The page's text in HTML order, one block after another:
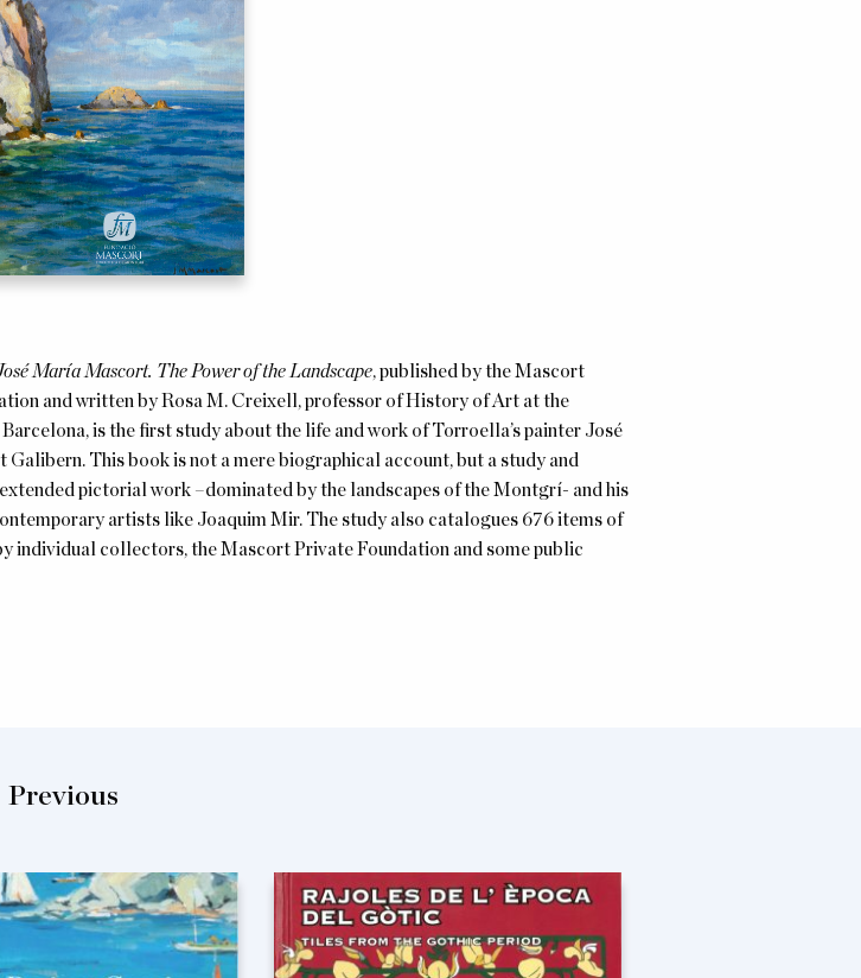
María Mascort. The Power of the Landscape, published by the Mascort
and written by Rosa M. Creixell, professor of History of Art at the
is the first study about the life and work of Torroella’s painter José
This book is not a mere biographical account, but a study and
pictorial work –dominated by the landscapes of the Montgrí- and his
artists like Joaquim Mir. The study also catalogues 676 items of
individual collectors, the Mascort Private Foundation and some public
Previous